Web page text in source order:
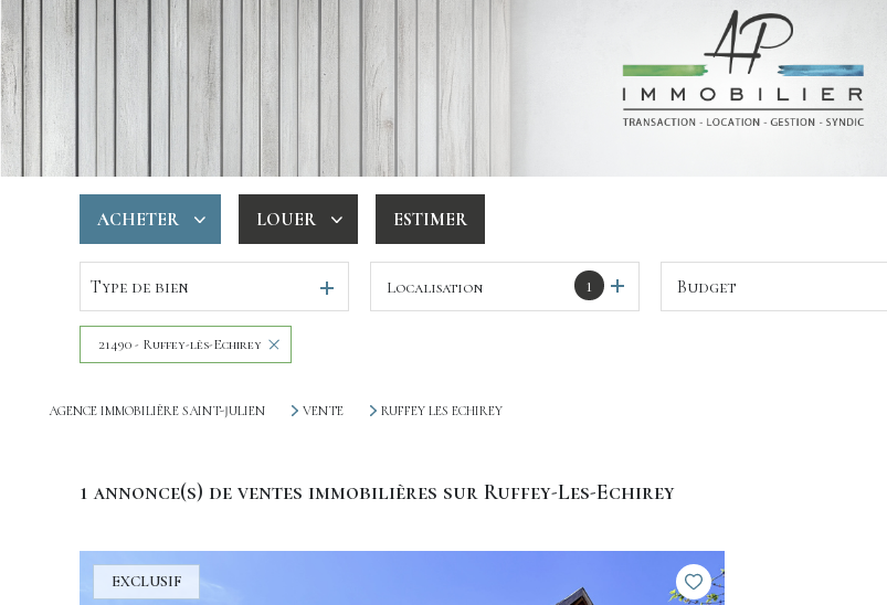
ACHETER
De l'ancien
De l'immo pro
LOUER
à l'année
De l'immo pro
ESTIMER
Type de bien 1
Localisation Budget
21490 - Ruffey-lès-Echirey
AGENCE IMMOBILIÈRE SAINT-JULIEN VENTE RUFFEY LES ECHIREY
1 annonce(s) de ventes immobilières sur Ruffey-Les-Echirey
EXCLUSIF